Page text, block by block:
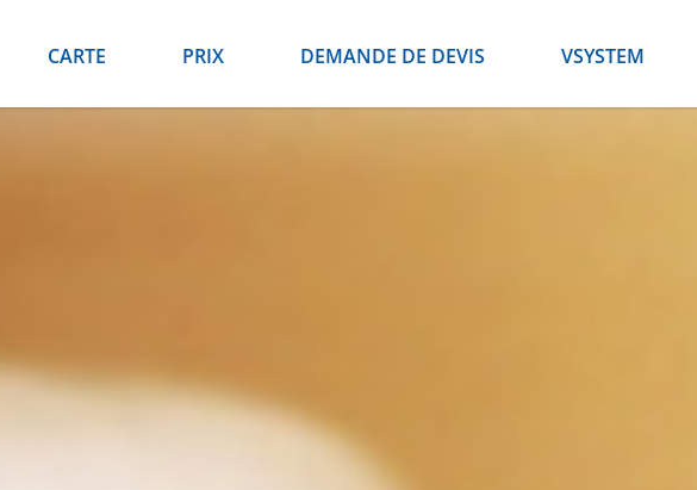
CARTE PRIX DEMANDE DE DEVIS VSYSTEM